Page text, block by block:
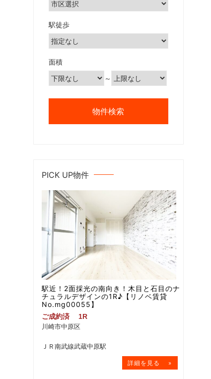
駅徒歩
面積
～
PICK UP物件
駅近！2面採光の南向き！木目と石目のナ
チュラルデザインの1R♪【リノベ賃貸
No.mg00055】
ご成約済
1R
川崎市中原区
ＪＲ南武線武蔵中原駅